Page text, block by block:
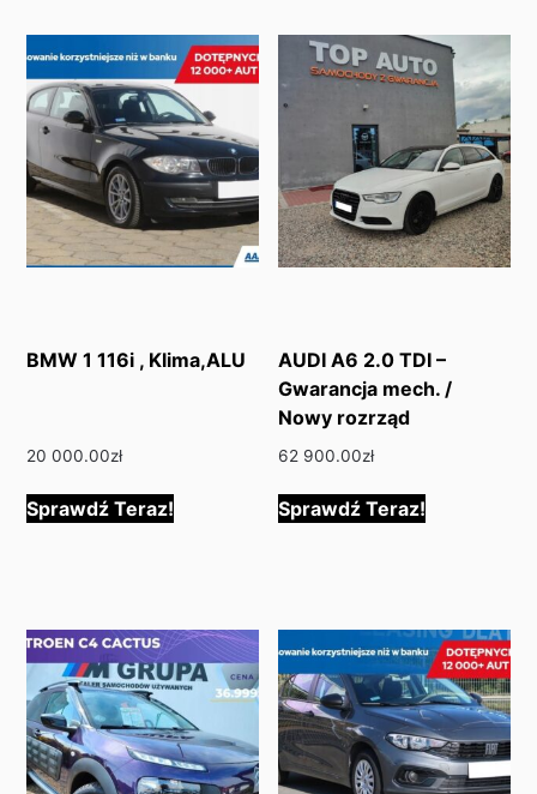
BMW 1 116i , Klima,ALU
20 000.00zł
Sprawdź Teraz!
AUDI A6 2.0 TDI –
Gwarancja mech. /
Nowy rozrząd
62 900.00zł
Sprawdź Teraz!